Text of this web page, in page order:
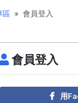
區 會員登入
會員登入
用